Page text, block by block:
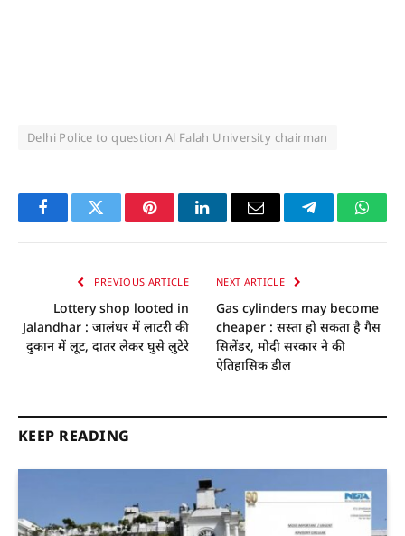
Delhi Police to question Al Falah University chairman
FacebookTwitter PinterestLinkedInEmail Telegram
PREVIOUS ARTICLE
Lottery shop looted in
Jalandhar : जालंधर में लाटरी की
दुकान में लूट, दातर लेकर घुसे लुटेरे
NEXT ARTICLE
Gas cylinders may become
cheaper : सस्ता हो सकता है गैस
सिलेंडर, मोदी सरकार ने की
ऐतिहासिक डील
KEEP READING